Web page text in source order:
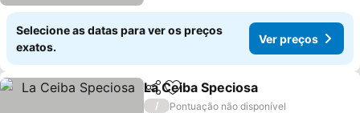
Selecione as datas para ver os preços
exatos.
Ver preços
PartilharAdicionar aos favoritos
La Ceiba Speciosa
/
Pontuação não disponível